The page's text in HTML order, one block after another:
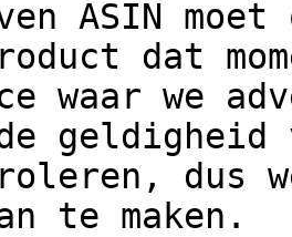
ASIN
dat
waar we
geldigheid
dus
te maken.